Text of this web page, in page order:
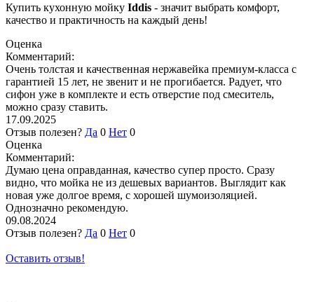
Купить кухонную мойку Iddis - значит выбрать комфорт,
качество и практичность на каждый день!
Оценка
Комментарий:
Очень толстая и качественная нержавейка премиум-класса с
гарантией 15 лет, не звенит и не прогибается. Радует, что
сифон уже в комплекте и есть отверстие под смеситель,
можно сразу ставить.
17.09.2025
Отзыв полезен? Да 0 Нет 0
Оценка
Комментарий:
Думаю цена оправданная, качество супер просто. Сразу
видно, что мойка не из дешевых вариантов. Выглядит как
новая уже долгое время, с хорошей шумоизоляцией.
Однозначно рекомендую.
09.08.2024
Отзыв полезен? Да 0 Нет 0
Оставить отзыв!